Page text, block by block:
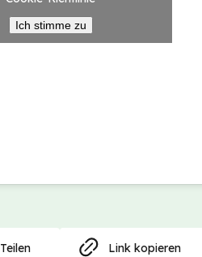
Ich stimme zu
Teilen Link kopieren